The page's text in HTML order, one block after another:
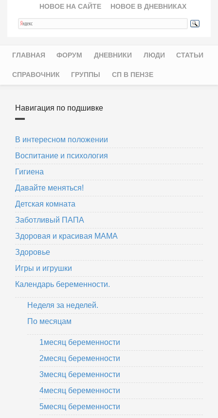
НОВОЕ НА САЙТЕ НОВОЕ В ДНЕВНИКАХ
Главное меню
ГЛАВНАЯ ФОРУМ ДНЕВНИКИ ЛЮДИ СТАТЬИ
СПРАВОЧНИК ГРУППЫ СП В ПЕНЗЕ
Навигация по подшивке
В интересном положении
Воспитание и психология
Гигиена
Давайте меняться!
Детская комната
Заботливый ПАПА
Здоровая и красивая МАМА
Здоровье
Игры и игрушки
Календарь беременности.
Неделя за неделей.
По месяцам
1месяц беременности
2месяц беременности
3месяц беременности
4месяц беременности
5месяц беременности